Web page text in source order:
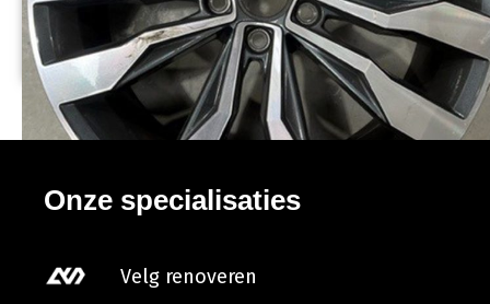
Onze specialisaties
Velg renoveren